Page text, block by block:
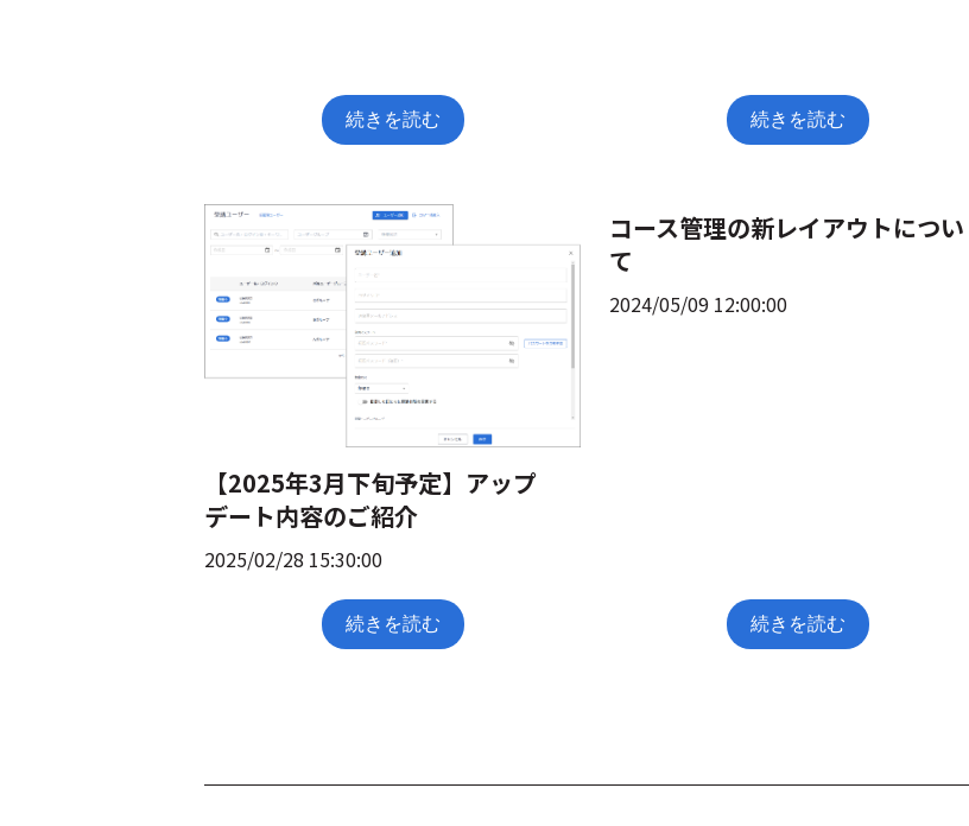
続きを読む 続きを読む
【2025年3月下旬予定】アップ
デート内容のご紹介
2025/02/28 15:30:00
続きを読む
コース管理の新レイアウトについ
て
2024/05/09 12:00:00
続きを読む